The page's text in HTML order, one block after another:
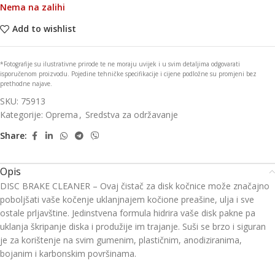
Nema na zalihi
Add to wishlist
*Fotografije su ilustrativne prirode te ne moraju uvijek i u svim detaljima odgovarati
isporučenom proizvodu. Pojedine tehničke specifikacije i cijene podložne su promjeni bez
prethodne najave.
SKU: 75913
Kategorije: Oprema , Sredstva za održavanje
Share:
Opis
DISC BRAKE CLEANER – Ovaj čistač za disk kočnice može značajno
poboljšati vaše kočenje uklanjnajem kočione preašine, ulja i sve
ostale prljavštine. Jedinstvena formula hidrira vaše disk pakne pa
uklanja škripanje diska i produžije im trajanje. Suši se brzo i siguran
je za korištenje na svim gumenim, plastičnim, anodiziranima,
bojanim i karbonskim površinama.